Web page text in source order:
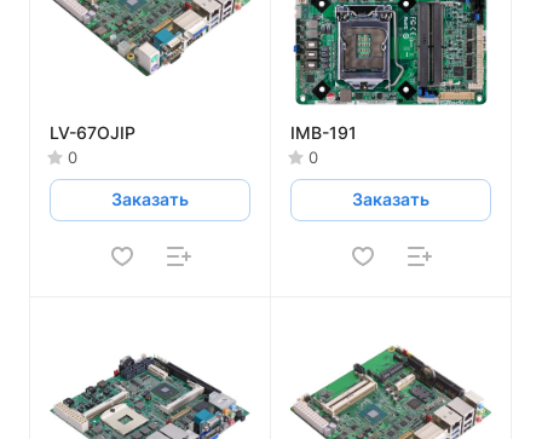
LV-67OJIP
0
Заказать
IMB-191
0
Заказать